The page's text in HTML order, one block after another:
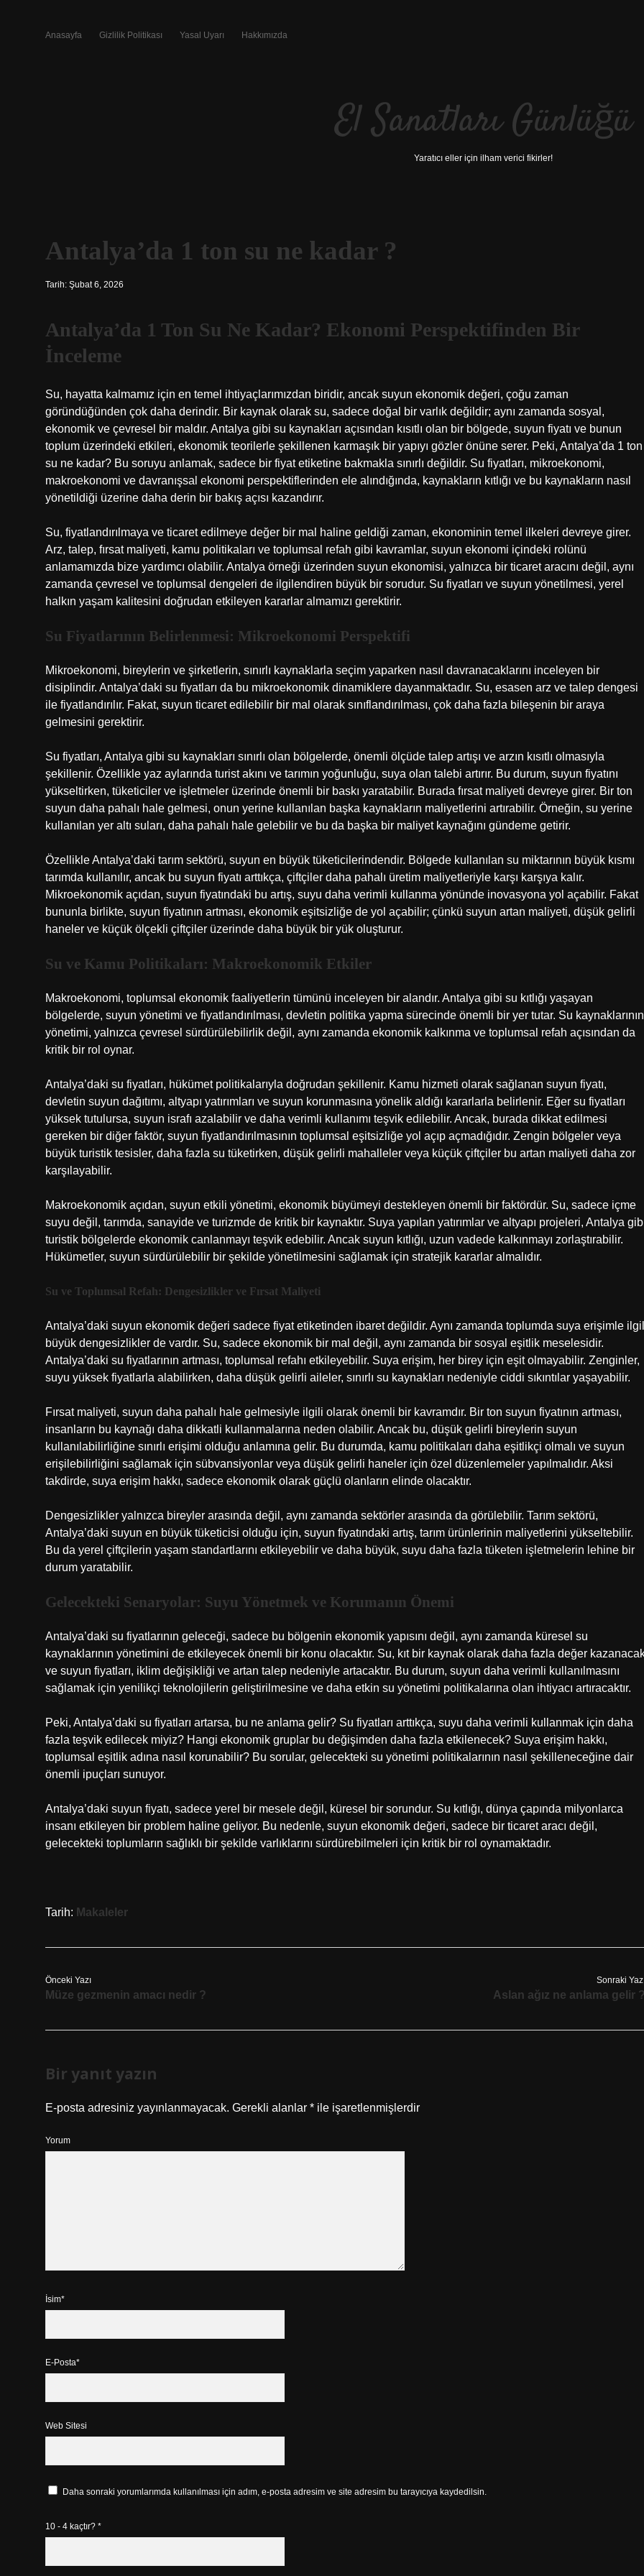
Anasayfa Gizlilik Politikası Yasal Uyarı Hakkımızda
El Sanatları Günlüğü
Yaratıcı eller için ilham verici fikirler!
Antalya’da 1 ton su ne kadar ?
Tarih: Şubat 6, 2026
Antalya’da 1 Ton Su Ne Kadar? Ekonomi Perspektifinden Bir
İnceleme
Su, hayatta kalmamız için en temel ihtiyaçlarımızdan biridir, ancak suyun ekonomik değeri, çoğu zaman
göründüğünden çok daha derindir. Bir kaynak olarak su, sadece doğal bir varlık değildir; aynı zamanda sosyal,
ekonomik ve çevresel bir maldır. Antalya gibi su kaynakları açısından kısıtlı olan bir bölgede, suyun fiyatı ve bunun
toplum üzerindeki etkileri, ekonomik teorilerle şekillenen karmaşık bir yapıyı gözler önüne serer. Peki, Antalya’da 1 ton
su ne kadar? Bu soruyu anlamak, sadece bir fiyat etiketine bakmakla sınırlı değildir. Su fiyatları, mikroekonomi,
makroekonomi ve davranışsal ekonomi perspektiflerinden ele alındığında, kaynakların kıtlığı ve bu kaynakların nasıl
yönetildiği üzerine daha derin bir bakış açısı kazandırır.
Su, fiyatlandırılmaya ve ticaret edilmeye değer bir mal haline geldiği zaman, ekonominin temel ilkeleri devreye girer.
Arz, talep, fırsat maliyeti, kamu politikaları ve toplumsal refah gibi kavramlar, suyun ekonomi içindeki rolünü
anlamamızda bize yardımcı olabilir. Antalya örneği üzerinden suyun ekonomisi, yalnızca bir ticaret aracını değil, aynı
zamanda çevresel ve toplumsal dengeleri de ilgilendiren büyük bir sorudur. Su fiyatları ve suyun yönetilmesi, yerel
halkın yaşam kalitesini doğrudan etkileyen kararlar almamızı gerektirir.
Su Fiyatlarının Belirlenmesi: Mikroekonomi Perspektifi
Mikroekonomi, bireylerin ve şirketlerin, sınırlı kaynaklarla seçim yaparken nasıl davranacaklarını inceleyen bir
disiplindir. Antalya’daki su fiyatları da bu mikroekonomik dinamiklere dayanmaktadır. Su, esasen arz ve talep dengesi
ile fiyatlandırılır. Fakat, suyun ticaret edilebilir bir mal olarak sınıflandırılması, çok daha fazla bileşenin bir araya
gelmesini gerektirir.
Su fiyatları, Antalya gibi su kaynakları sınırlı olan bölgelerde, önemli ölçüde talep artışı ve arzın kısıtlı olmasıyla
şekillenir. Özellikle yaz aylarında turist akını ve tarımın yoğunluğu, suya olan talebi artırır. Bu durum, suyun fiyatını
yükseltirken, tüketiciler ve işletmeler üzerinde önemli bir baskı yaratabilir. Burada fırsat maliyeti devreye girer. Bir ton
suyun daha pahalı hale gelmesi, onun yerine kullanılan başka kaynakların maliyetlerini artırabilir. Örneğin, su yerine
kullanılan yer altı suları, daha pahalı hale gelebilir ve bu da başka bir maliyet kaynağını gündeme getirir.
Özellikle Antalya’daki tarım sektörü, suyun en büyük tüketicilerindendir. Bölgede kullanılan su miktarının büyük kısmı
tarımda kullanılır, ancak bu suyun fiyatı arttıkça, çiftçiler daha pahalı üretim maliyetleriyle karşı karşıya kalır.
Mikroekonomik açıdan, suyun fiyatındaki bu artış, suyu daha verimli kullanma yönünde inovasyona yol açabilir. Fakat
bununla birlikte, suyun fiyatının artması, ekonomik eşitsizliğe de yol açabilir; çünkü suyun artan maliyeti, düşük gelirli
haneler ve küçük ölçekli çiftçiler üzerinde daha büyük bir yük oluşturur.
Su ve Kamu Politikaları: Makroekonomik Etkiler
Makroekonomi, toplumsal ekonomik faaliyetlerin tümünü inceleyen bir alandır. Antalya gibi su kıtlığı yaşayan
bölgelerde, suyun yönetimi ve fiyatlandırılması, devletin politika yapma sürecinde önemli bir yer tutar. Su kaynaklarının
yönetimi, yalnızca çevresel sürdürülebilirlik değil, aynı zamanda ekonomik kalkınma ve toplumsal refah açısından da
kritik bir rol oynar.
Antalya’daki su fiyatları, hükümet politikalarıyla doğrudan şekillenir. Kamu hizmeti olarak sağlanan suyun fiyatı,
devletin suyun dağıtımı, altyapı yatırımları ve suyun korunmasına yönelik aldığı kararlarla belirlenir. Eğer su fiyatları
yüksek tutulursa, suyun israfı azalabilir ve daha verimli kullanımı teşvik edilebilir. Ancak, burada dikkat edilmesi
gereken bir diğer faktör, suyun fiyatlandırılmasının toplumsal eşitsizliğe yol açıp açmadığıdır. Zengin bölgeler veya
büyük turistik tesisler, daha fazla su tüketirken, düşük gelirli mahalleler veya küçük çiftçiler bu artan maliyeti daha zor
karşılayabilir.
Makroekonomik açıdan, suyun etkili yönetimi, ekonomik büyümeyi destekleyen önemli bir faktördür. Su, sadece içme
suyu değil, tarımda, sanayide ve turizmde de kritik bir kaynaktır. Suya yapılan yatırımlar ve altyapı projeleri, Antalya
turistik bölgelerde ekonomik canlanmayı teşvik edebilir. Ancak suyun kıtlığı, uzun vadede kalkınmayı zorlaştırabilir.
Hükümetler, suyun sürdürülebilir bir şekilde yönetilmesini sağlamak için stratejik kararlar almalıdır.
Su ve Toplumsal Refah: Dengesizlikler ve Fırsat Maliyeti
Antalya’daki suyun ekonomik değeri sadece fiyat etiketinden ibaret değildir. Aynı zamanda toplumda suya erişimle
büyük dengesizlikler de vardır. Su, sadece ekonomik bir mal değil, aynı zamanda bir sosyal eşitlik meselesidir.
Antalya’daki su fiyatlarının artması, toplumsal refahı etkileyebilir. Suya erişim, her birey için eşit olmayabilir. Zenginler,
suyu yüksek fiyatlarla alabilirken, daha düşük gelirli aileler, sınırlı su kaynakları nedeniyle ciddi sıkıntılar yaşayabilir.
Fırsat maliyeti, suyun daha pahalı hale gelmesiyle ilgili olarak önemli bir kavramdır. Bir ton suyun fiyatının artması,
insanların bu kaynağı daha dikkatli kullanmalarına neden olabilir. Ancak bu, düşük gelirli bireylerin suyun
kullanılabilirliğine sınırlı erişimi olduğu anlamına gelir. Bu durumda, kamu politikaları daha eşitlikçi olmalı ve suyun
erişilebilirliğini sağlamak için sübvansiyonlar veya düşük gelirli haneler için özel düzenlemeler yapılmalıdır. Aksi
takdirde, suya erişim hakkı, sadece ekonomik olarak güçlü olanların elinde olacaktır.
Dengesizlikler yalnızca bireyler arasında değil, aynı zamanda sektörler arasında da görülebilir. Tarım sektörü,
Antalya’daki suyun en büyük tüketicisi olduğu için, suyun fiyatındaki artış, tarım ürünlerinin maliyetlerini yükseltebilir.
Bu da yerel çiftçilerin yaşam standartlarını etkileyebilir ve daha büyük, suyu daha fazla tüketen işletmelerin lehine bir
durum yaratabilir.
Gelecekteki Senaryolar: Suyu Yönetmek ve Korumanın Önemi
Antalya’daki su fiyatlarının geleceği, sadece bu bölgenin ekonomik yapısını değil, aynı zamanda küresel su
kaynaklarının yönetimini de etkileyecek önemli bir konu olacaktır. Su, kıt bir kaynak olarak daha fazla değer
ve suyun fiyatları, iklim değişikliği ve artan talep nedeniyle artacaktır. Bu durum, suyun daha verimli kullanılmasını
sağlamak için yenilikçi teknolojilerin geliştirilmesine ve daha etkin su yönetimi politikalarına olan ihtiyacı artıracaktır.
Peki, Antalya’daki su fiyatları artarsa, bu ne anlama gelir? Su fiyatları arttıkça, suyu daha verimli kullanmak için daha
fazla teşvik edilecek miyiz? Hangi ekonomik gruplar bu değişimden daha fazla etkilenecek? Suya erişim hakkı,
toplumsal eşitlik adına nasıl korunabilir? Bu sorular, gelecekteki su yönetimi politikalarının nasıl şekilleneceğine dair
önemli ipuçları sunuyor.
Antalya’daki suyun fiyatı, sadece yerel bir mesele değil, küresel bir sorundur. Su kıtlığı, dünya çapında milyonlarca
insanı etkileyen bir problem haline geliyor. Bu nedenle, suyun ekonomik değeri, sadece bir ticaret aracı değil,
gelecekteki toplumların sağlıklı bir şekilde varlıklarını sürdürebilmeleri için kritik bir rol oynamaktadır.
Tarih: Makaleler
Önceki Yazı
Müze gezmenin amacı nedir ?
Sonraki
Aslan ağız ne anlama gelir
Bir yanıt yazın
E-posta adresiniz yayınlanmayacak. Gerekli alanlar * ile işaretlenmişlerdir
Yorum
İsim*
E-Posta*
Web Sitesi
Daha sonraki yorumlarımda kullanılması için adım, e-posta adresim ve site adresim bu tarayıcıya kaydedilsin.
10 - 4 kaçtır? *